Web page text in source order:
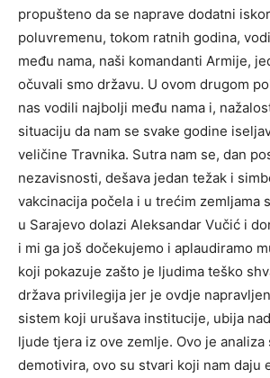
propušteno da se naprave dodatni
poluvremenu, tokom ratnih godina,
među nama, naši komandanti Armije,
očuvali smo državu. U ovom drugom
nas vodili najbolji među nama i,
situaciju da nam se svake godine
veličine Travnika. Sutra nam se, dan
nezavisnosti, dešava jedan težak i
vakcinacija počela i u trećim zemljama
u Sarajevo dolazi Aleksandar Vučić i
i mi ga još dočekujemo i aplaudiramo
koji pokazuje zašto je ljudima teško
država privilegija jer je ovdje
sistem koji urušava institucije, ubija
ljude tjera iz ove zemlje. Ovo je analiza
demotivira, ovo su stvari koji nam daju